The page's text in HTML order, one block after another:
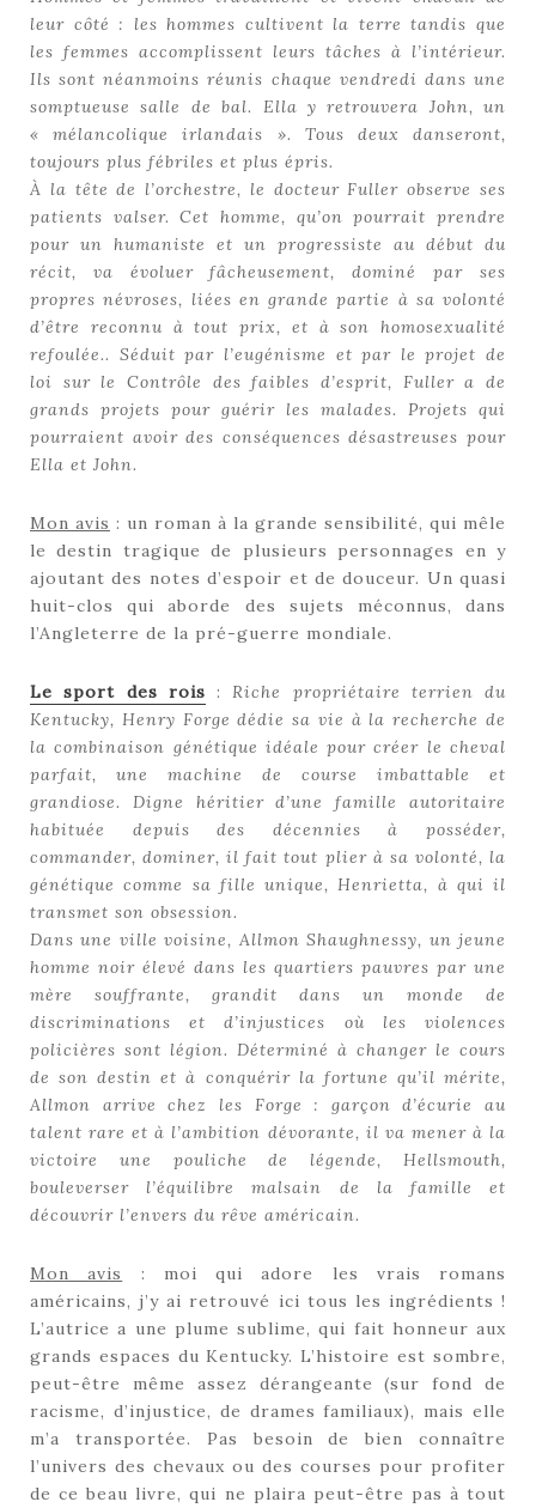
leur côté : les hommes cultivent la terre tandis que
les femmes accomplissent leurs tâches à l’intérieur.
Ils sont néanmoins réunis chaque vendredi dans une
somptueuse salle de bal. Ella y retrouvera John, un
« mélancolique irlandais ». Tous deux danseront,
toujours plus fébriles et plus épris.
À la tête de l’orchestre, le docteur Fuller observe ses
patients valser. Cet homme, qu’on pourrait prendre
pour un humaniste et un progressiste au début du
récit, va évoluer fâcheusement, dominé par ses
propres névroses, liées en grande partie à sa volonté
d’être reconnu à tout prix, et à son homosexualité
refoulée.. Séduit par l’eugénisme et par le projet de
loi sur le Contrôle des faibles d’esprit, Fuller a de
grands projets pour guérir les malades. Projets qui
pourraient avoir des conséquences désastreuses pour
Ella et John.
Mon avis : un roman à la grande sensibilité, qui mêle
le destin tragique de plusieurs personnages en y
ajoutant des notes d’espoir et de douceur. Un quasi
huit-clos qui aborde des sujets méconnus, dans
l’Angleterre de la pré-guerre mondiale.
Le sport des rois :
Riche propriétaire terrien du
Kentucky, Henry Forge dédie sa vie à la recherche de
la combinaison génétique idéale pour créer le cheval
parfait, une machine de course imbattable et
grandiose. Digne héritier d’une famille autoritaire
habituée depuis des décennies à posséder,
commander, dominer, il fait tout plier à sa volonté, la
génétique comme sa fille unique, Henrietta, à qui il
transmet son obsession.
Dans une ville voisine, Allmon Shaughnessy, un jeune
homme noir élevé dans les quartiers pauvres par une
mère souffrante, grandit dans un monde de
discriminations et d’injustices où les violences
policières sont légion. Déterminé à changer le cours
de son destin et à conquérir la fortune qu’il mérite,
Allmon arrive chez les Forge : garçon d’écurie au
talent rare et à l’ambition dévorante, il va mener à la
victoire une pouliche de légende, Hellsmouth,
bouleverser l’équilibre malsain de la famille et
découvrir l’envers du rêve américain.
Mon avis
: moi qui adore les vrais romans
américains, j’y ai retrouvé ici tous les ingrédients !
L’autrice a une plume sublime, qui fait honneur aux
grands espaces du Kentucky. L’histoire est sombre,
peut-être même assez dérangeante (sur fond de
racisme, d’injustice, de drames familiaux), mais elle
m’a transportée. Pas besoin de bien connaître
l’univers des chevaux ou des courses pour profiter
de ce beau livre, qui ne plaira peut-être pas à tout